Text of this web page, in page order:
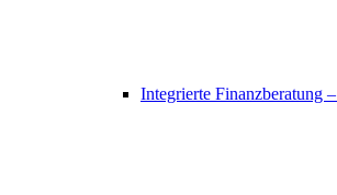
Integrierte Finanzberatung